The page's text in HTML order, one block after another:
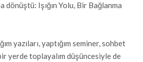
dönüştü: Işığın Yolu, Bir Bağlanma
yazıları, yaptığım seminer, sohbet
yerde toplayalım düşüncesiyle de